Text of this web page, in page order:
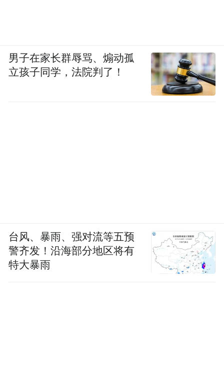
男子在家长群辱骂、煽动孤
立孩子同学，法院判了！
台风、暴雨、强对流等五预
警齐发！沿海部分地区将有
特大暴雨